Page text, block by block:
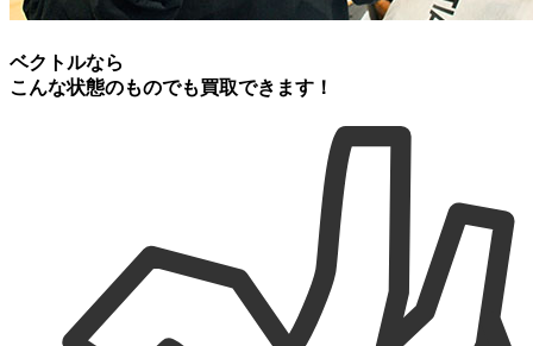
ベクトルなら
こんな状態のものでも買取できます！